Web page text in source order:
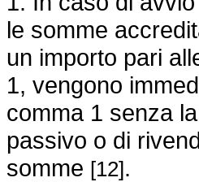
le somme
un importo pari
1, vengono
comma 1 senza
passivo o di
somme [12].